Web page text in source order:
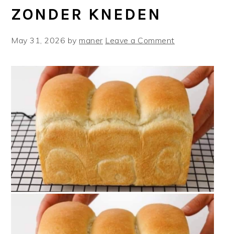
ZONDER KNEDEN
May 31, 2026 bymaner Leave a Comment